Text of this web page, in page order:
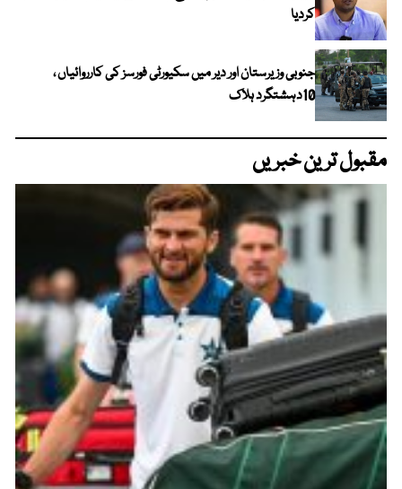
کردیا
جنوبی وزیرستان اور دیر میں سکیورٹی فورسز کی کارروائیاں ،
10دہشتگرد ہلاک
مقبول ترین خبریں